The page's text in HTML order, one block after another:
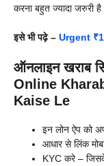
करना बहुत ज्यादा जरुरी
इसे भी पढ़े – Urgent
ऑनलाइन खराब
Online
Kaise Le
इन लोन ऐप को
आधार से लिंक
KYC करे – जिसके